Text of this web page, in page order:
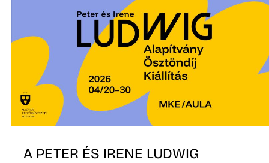
A PETER ÉS IRENE LUDWIG